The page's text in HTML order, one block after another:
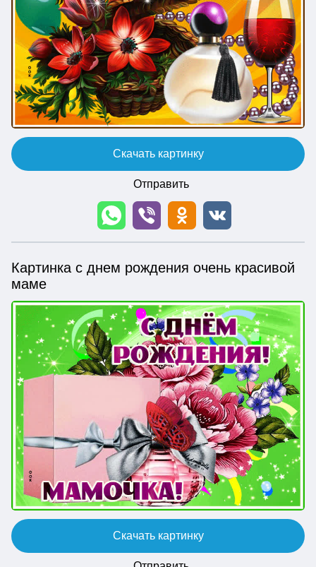
Скачать картинку
Отправить
Картинка с днем рождения очень красивой
маме
Скачать картинку